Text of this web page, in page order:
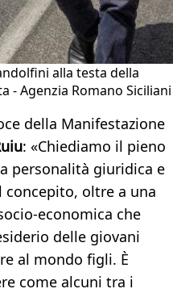
alla testa della
- Agenzia Romano Siciliani
della Manifestazione
: «Chiediamo il pieno
personalità giuridica e
oltre a una
economica che
delle giovani
al mondo figli. È
come alcuni tra i